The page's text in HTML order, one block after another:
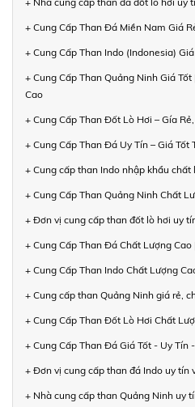
+ Cung Cấp Than Đá Miền Nam Giá
+ Cung Cấp Than Indo (Indonesia)
+ Cung Cấp Than Quảng Ninh Giá
Cao
+ Cung Cấp Than Đốt Lò Hơi – Gía
+ Cung Cấp Than Đá Uy Tín – Giá Tốt
+ Cung cấp than Indo nhập khẩu chất
+ Cung Cấp Than Quảng Ninh Chất
+ Đơn vị cung cấp than đốt lò hơi uy
+ Cung Cấp Than Đá Chất Lượng Cao
+ Cung Cấp Than Indo Chất Lượng
+ Cung cấp than Quảng Ninh giá rẻ,
+ Cung Cấp Than Đốt Lò Hơi Chất
+ Cung Cấp Than Đá Giá Tốt - Uy Tín
+ Đơn vị cung cấp than đá Indo uy tín
+ Nhà cung cấp than Quảng Ninh uy